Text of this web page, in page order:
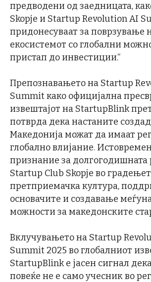
предводени од заедницата,
Skopje и Startup Revolution AI
придонесуваат за поврзување
екосистемот со глобални
пристап до инвестиции.“
Препознавањето на Startup
Summit како официјална
извештајот на StartupBlink
потврда дека настаните
Македонија можат да имаат
глобално влијание.
признание за долгогодишната
Startup Club Skopje во
претприемачка култура,
основачите и создавање
можности за македонските
Вклучувањето на Startup
Summit 2025 во глобалниот
StartupBlink е јасен сигнал
повеќе не е само учесник во